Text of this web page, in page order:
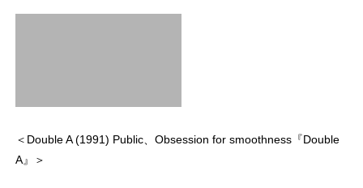
＜Double A (1991) Public、Obsession for smoothness『Double
A』＞